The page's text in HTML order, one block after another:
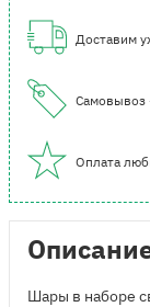
Доставим
Самовывоз
Оплата
Шары в наборе